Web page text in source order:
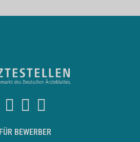
FÜR BEWERBER